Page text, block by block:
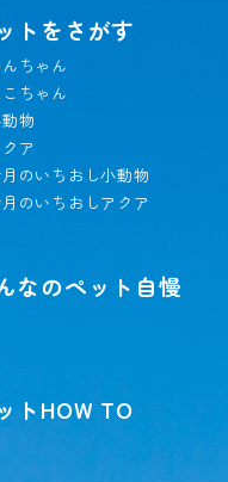
トをさがす
ちゃん
ちゃん
物
ア
のいちおし小動物
のいちおしアクア
なのペット自慢
トHOW TO